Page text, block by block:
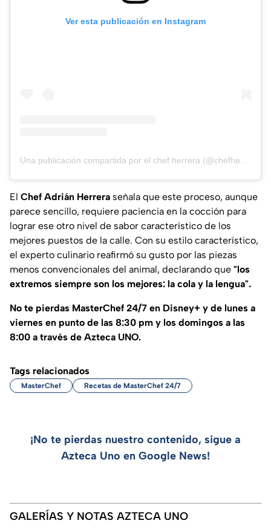
Ver esta publicación en Instagram
Una publicación compartida por el chef herrera (@chefherrera)
El Chef Adrián Herrera señala que este proceso, aunque
parece sencillo, requiere paciencia en la cocción para
lograr ese otro nivel de sabor característico de los
mejores puestos de la calle. Con su estilo característico,
el experto culinario reafirmó su gusto por las piezas
menos convencionales del animal, declarando que "los
extremos siempre son los mejores: la cola y la lengua".
No te pierdas MasterChef 24/7 en Disney+ y de lunes a
viernes en punto de las 8:30 pm y los domingos a las
8:00 a través de Azteca UNO.
Tags relacionados
MasterChef Recetas de MasterChef 24/7
¡No te pierdas nuestro contenido, sigue a
Azteca Uno en Google News!
GALERÍAS Y NOTAS AZTECA UNO